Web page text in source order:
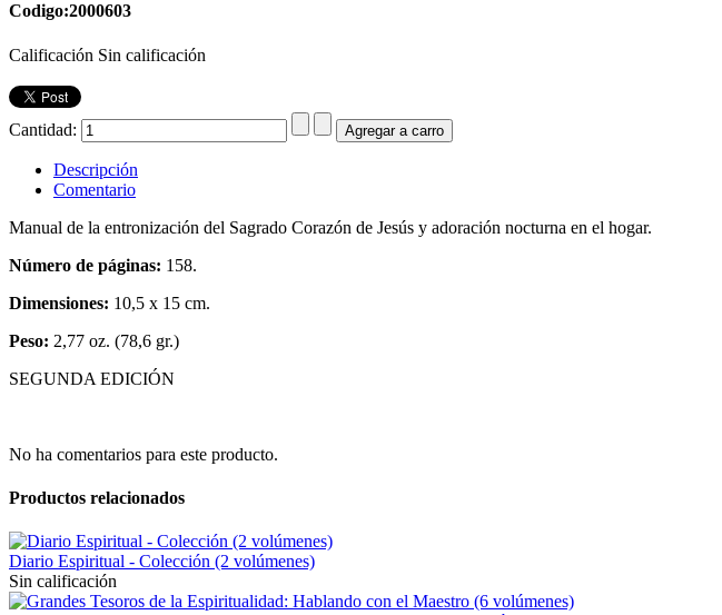
Codigo:2000603
Calificación Sin calificación
Cantidad:
Descripción
Comentario
Manual de la entronización del Sagrado Corazón de Jesús y adoración nocturna en el hogar.
Número de páginas: 158.
Dimensiones: 10,5 x 15 cm.
Peso: 2,77 oz. (78,6 gr.)
SEGUNDA EDICIÓN
No ha comentarios para este producto.
Productos relacionados
Diario Espiritual - Colección (2 volúmenes)
Sin calificación